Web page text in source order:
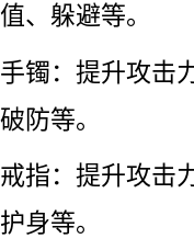
值、躲避等。
手镯：提升攻击
破防等。
戒指：提升攻击
护身等。